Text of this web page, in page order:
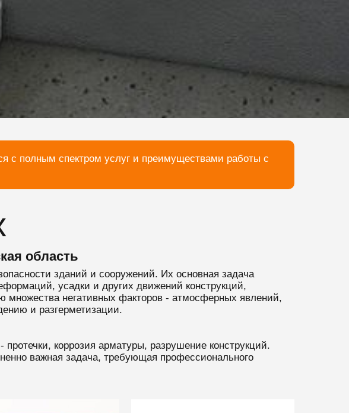
с полным спектром услуг и преимуществами работы с
область
зданий и сооружений. Их основная задача
усадки и других движений конструкций,
множества негативных факторов - атмосферных явлений,
и разгерметизации.
коррозия арматуры, разрушение конструкций.
важная задача, требующая профессионального